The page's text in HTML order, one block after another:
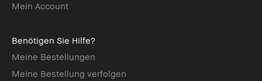
Mein Account
Benötigen Sie Hilfe?
Meine Bestellungen
Meine Bestellung verfolgen